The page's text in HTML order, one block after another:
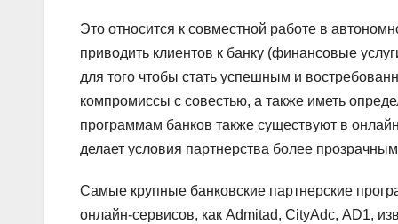
Это относится к совместной работе в
приводить клиентов к банку (финансовые
для того чтобы стать успешным и
компромиссы с совестью, а также иметь
программам банков также существуют в
делает условия партнерства более
Самые крупные банковские партнерские
онлайн-сервисов, как Admitad, CityAdс, AD1,